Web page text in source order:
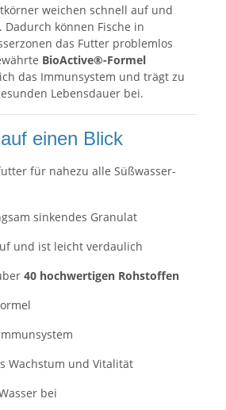
weichen schnell auf und
Dadurch können Fische in
das Futter problemlos
BioActive®-Formel
das Immunsystem und trägt zu
Lebensdauer bei.
einen Blick
für nahezu alle Süßwasser-
sinkendes Granulat
und ist leicht verdaulich
40 hochwertigen Rohstoffen
Wachstum und Vitalität
bei